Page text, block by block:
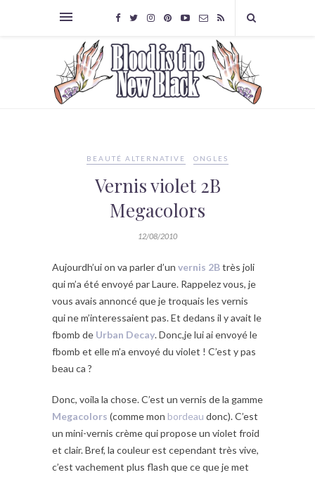
BEAUTÉ ALTERNATIVE ONGLES
Vernis violet 2B
Megacolors
12/08/2010
Aujourdh’ui on va parler d’un vernis 2Btrès joli
qui m’a été envoyé par Laure. Rappelez vous, je
vous avais annoncé que je troquais les vernis
qui ne m’interessaient pas. Et dedans il y avait le
fbomb de Urban Decay. Donc,je lui ai envoyé le
fbomb et elle m’a envoyé du violet ! C’est y pas
beau ca ?
Donc, voila la chose. C’est un vernis de la gamme
Megacolors (comme mon bordeau donc). C’est
un mini-vernis crème qui propose un violet froid
et clair. Bref, la couleur est cependant très vive,
c’est vachement plus flash que ce que je met